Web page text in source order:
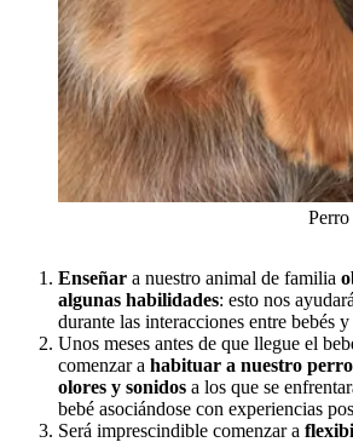
Enseñar a nuestro animal de familia
algunas habilidades: esto nos
durante las interacciones entre bebés y
Unos meses antes de que llegue el
comenzar a habituar a nuestro perro
olores y sonidos a los que se
bebé asociándose con experiencias
Será imprescindible comenzar a